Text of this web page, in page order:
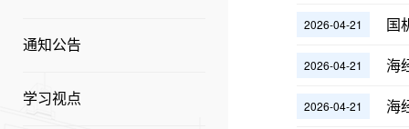
通知公告
学习视点
2026-04-21 国
2026-04-21 海
2026-04-21 海